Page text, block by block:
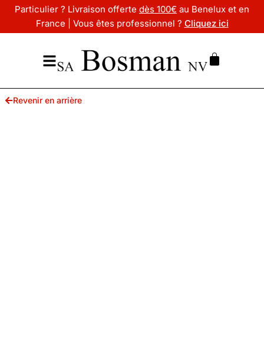
Particulier ? Livraison offerte dès 100€ au Benelux et en
France | Vous êtes professionnel ? Cliquez ici
Revenir en arrière